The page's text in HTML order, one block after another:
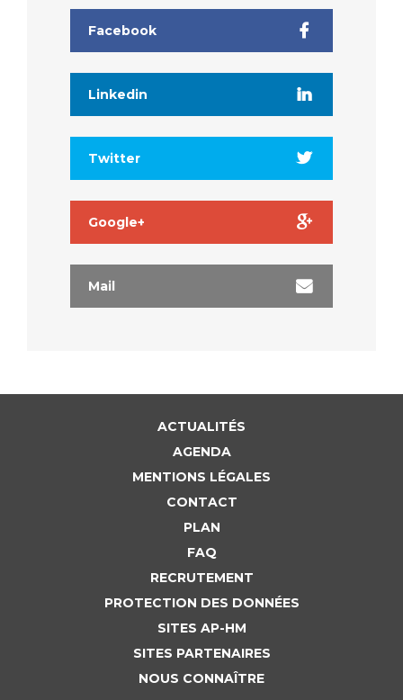
Facebook
Linkedin
Twitter
Google+
Mail
ACTUALITÉS
AGENDA
MENTIONS LÉGALES
CONTACT
PLAN
FAQ
RECRUTEMENT
PROTECTION DES DONNÉES
SITES AP-HM
SITES PARTENAIRES
NOUS CONNAÎTRE